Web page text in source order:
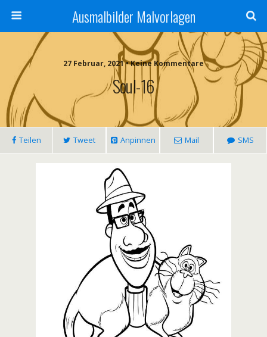
Ausmalbilder Malvorlagen
27 Februar, 2021 • Keine Kommentare
Soul-16
Teilen Tweet Anpinnen Mail SMS